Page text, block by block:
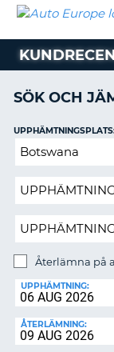
HYRBIL
HYRA
AUTO
EUROPE
HYRBIL
HYRA
HUSBIL
MIN
ADMINISTRERA
BOKNING
SVERIGE
SÖK OCH
Återlämna
annan
Återlämna på
UPPHÄMTNING:
ÅTERLÄMNING: